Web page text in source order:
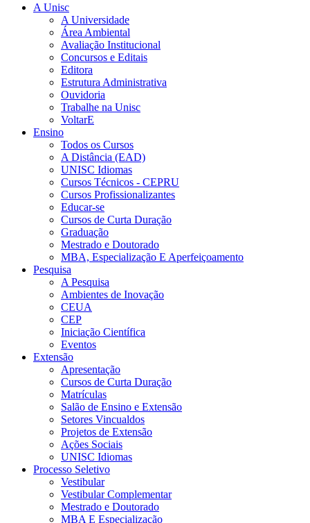
A Unisc
A Universidade
Área Ambiental
Avaliação Institucional
Concursos e Editais
Editora
Estrutura Administrativa
Ouvidoria
Trabalhe na Unisc
VoltarE
Ensino
Todos os Cursos
A Distância (EAD)
UNISC Idiomas
Cursos Técnicos - CEPRU
Cursos Profissionalizantes
Educar-se
Cursos de Curta Duração
Graduação
Mestrado e Doutorado
MBA, Especialização E Aperfeiçoamento
Pesquisa
A Pesquisa
Ambientes de Inovação
CEUA
CEP
Iniciação Científica
Eventos
Extensão
Apresentação
Cursos de Curta Duração
Matrículas
Salão de Ensino e Extensão
Setores Vincualdos
Projetos de Extensão
Ações Sociais
UNISC Idiomas
Processo Seletivo
Vestibular
Vestibular Complementar
Mestrado e Doutorado
MBA E Especialização